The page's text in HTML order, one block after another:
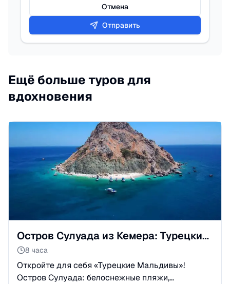
Отмена
Отправить
Ещё больше туров для
вдохновения
Остров Сулуада из Кемера: Турецкие Мальдивы и Круиз
8 часа
Откройте для себя «Турецкие Мальдивы»!
Остров Сулуада: белоснежные пляжи,